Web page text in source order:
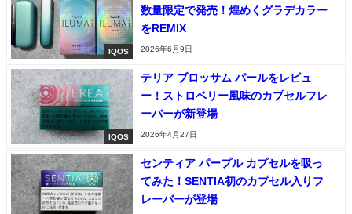
IQOS
数量限定で発売！煌めくグラデカラー
をREMIX
2026年6月9日
IQOS
テリア ブロッサム パールをレビュ
ー！ストロベリー風味のカプセルフレ
ーバーが新登場
2026年4月27日
センティア パープル カプセルを吸っ
てみた！SENTIA初のカプセル入りフ
レーバーが登場